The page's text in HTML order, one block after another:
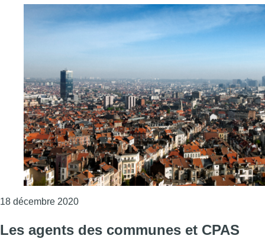
18 décembre 2020Consulter l'article "Finances communales :
Les agents des communes et CPAS